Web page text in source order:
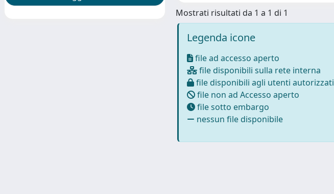
Mostrati risultati da 1 a 1 di 1
Legenda icone
file ad accesso aperto
file disponibili sulla rete interna
file disponibili agli utenti autorizzati
file non ad Accesso aperto
file sotto embargo
nessun file disponibile